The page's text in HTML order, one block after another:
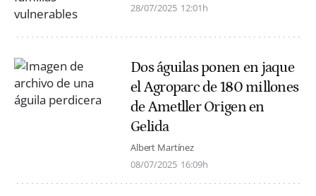
28/07/2025 12:01h
Dos águilas ponen en jaque
el Agroparc de 180 millones
de Ametller Origen en
Gelida
Albert Martínez
08/07/2025 16:09h